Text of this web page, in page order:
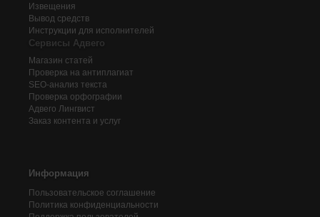
Извещения
Вывод средств
Инструкции для исполнителей
Сервисы Адвего
Магазин статей
Проверка на антиплагиат
SEO-анализ текста
Проверка орфографии
Адвего Лингвист
Заказ контента и услуг
Информация
Пользовательское соглашение
Политика конфиденциальности